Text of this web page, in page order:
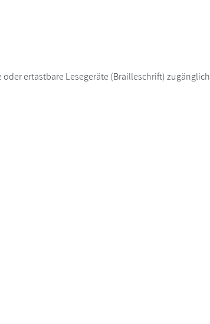
ertastbare Lesegeräte (Brailleschrift) zugänglich